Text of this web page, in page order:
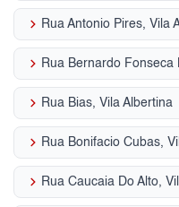
keyboard_arrow_right Rua Antonio Pires, Vila
keyboard_arrow_right Rua Bernardo Fonseca
keyboard_arrow_right Rua Bias, Vila Albertina
keyboard_arrow_right Rua Bonifacio Cubas,
keyboard_arrow_right Rua Caucaia Do Alto,